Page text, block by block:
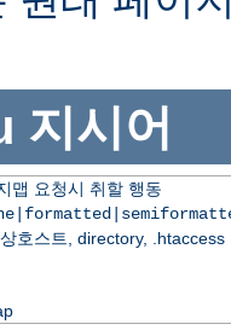
지시어
맵 요청시 취할 행동
호스트, directory, .htaccess